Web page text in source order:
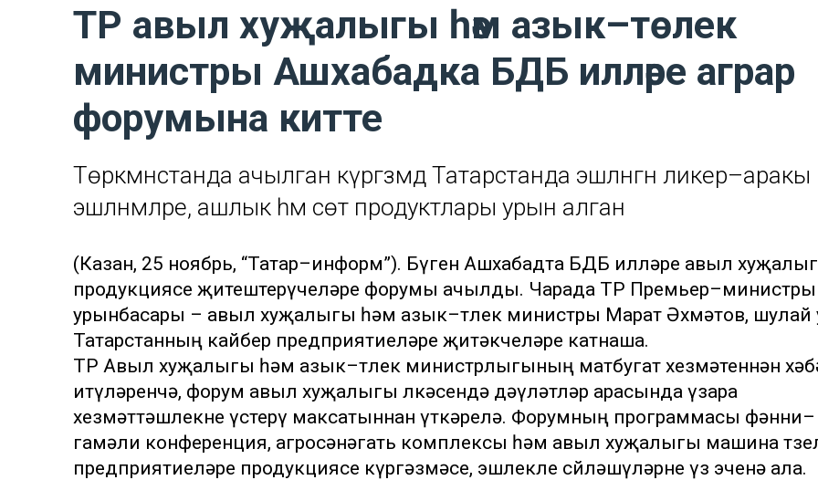
ТР авыл хуҗалыгы һәм азык–төлек
министры Ашхабадка БДБ илләре аграр
форумына китте
Төркмәнстанда ачылган күргәзмәдә Татарстанда эшләнгән ликер–аракы
эшләнмәләре, ашлык һәм сөт продуктлары урын алган
(Казан, 25 ноябрь, “Татар–информ”). Бүген Ашхабадта БДБ илләре авыл
продукциясе җитештерүчеләре форумы ачылды. Чарада ТР Премьер–министры
урынбасары – авыл хуҗалыгы һәм азык–төлек министры Марат Әхмәтов, шулай
Татарстанның кайбер предприятиеләре җитәкчеләре катнаша.
ТР Авыл хуҗалыгы һәм азык–төлек министрлыгының матбугат хезмәтеннән
итүләренчә, форум авыл хуҗалыгы өлкәсендә дәүләтләр арасында үзара
хезмәттәшлекне үстерү максатыннан үткәрелә. Форумның программасы фәнни–
гамәли конференция, агросәнәгать комплексы һәм авыл хуҗалыгы машина
предприятиеләре продукциясе күргәзмәсе, эшлекле сөйләшүләрне үз эченә ала.